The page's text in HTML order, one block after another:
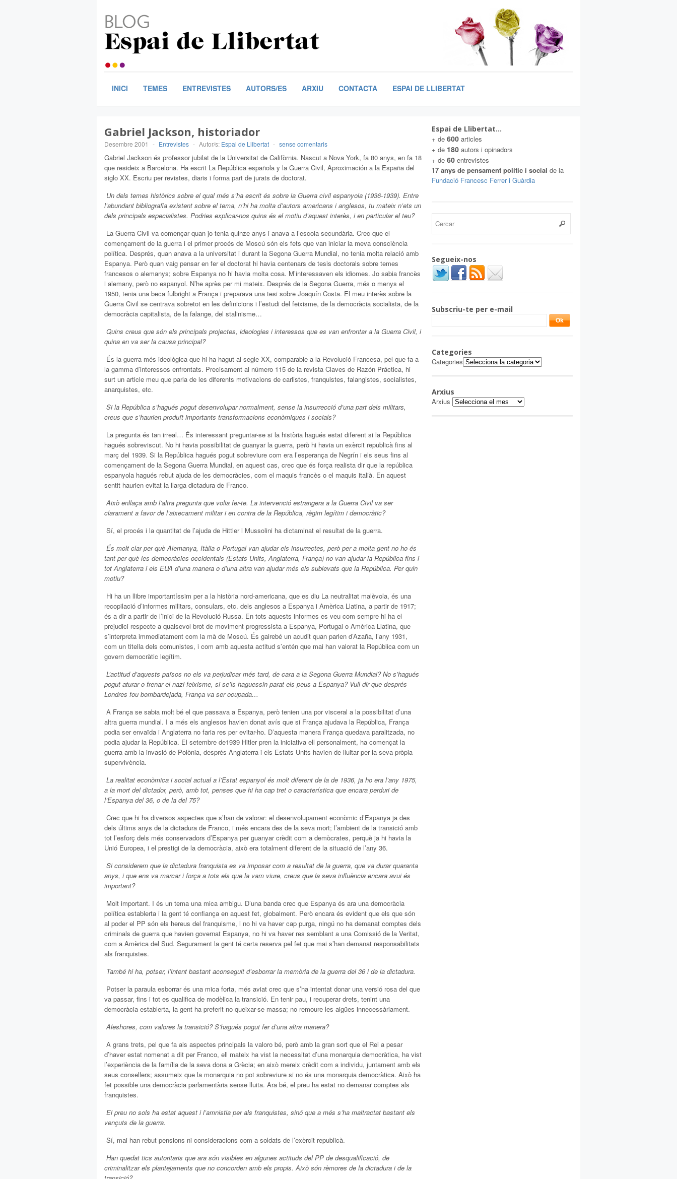
INICI TEMES ENTREVISTES AUTORS/ES ARXIU CONTACTA ESPAI DE LLIBERTAT
Gabriel Jackson, historiador
Desembre 2001 - Entrevistes - Autor/s: Espai de Llibertat - sense comentaris
Gabriel Jackson és professor jubilat de la Universitat de Califòrnia. Nascut a Nova York, fa 80 anys, en fa 18
que resideix a Barcelona. Ha escrit La República española y la Guerra Civil, Aproximación a la España del
siglo XX. Escriu per revistes, diaris i forma part de jurats de doctorat.
 Un dels temes històrics sobre el qual més s’ha escrit és sobre la Guerra civil espanyola (1936-1939). Entre
l’abundant bibliografia existent sobre el tema, n’hi ha molta d’autors americans i anglesos, tu mateix n’ets un
dels principals especialistes. Podries explicar-nos quins és el motiu d’aquest interès, i en particular el teu?
 La Guerra Civil va començar quan jo tenia quinze anys i anava a l’escola secundària. Crec que el
començament de la guerra i el primer procés de Moscú són els fets que van iniciar la meva consciència
política. Després, quan anava a la universitat i durant la Segona Guerra Mundial, no tenia molta relació amb
Espanya. Però quan vaig pensar en fer el doctorat hi havia centenars de tesis doctorals sobre temes
francesos o alemanys; sobre Espanya no hi havia molta cosa. M’interessaven els idiomes. Jo sabia francès
i alemany, però no espanyol. N’he après per mi mateix. Després de la Segona Guerra, més o menys el
1950, tenia una beca fulbright a França i preparava una tesi sobre Joaquín Costa. El meu interès sobre la
Guerra Civil se centrava sobretot en les definicions i l’estudi del feixisme, de la democràcia socialista, de la
democràcia capitalista, de la falange, del stalinisme…
 Quins creus que són els principals projectes, ideologies i interessos que es van enfrontar a la Guerra Civil, i
quina en va ser la causa principal?
 És la guerra més ideològica que hi ha hagut al segle XX, comparable a la Revolució Francesa, pel que fa a
la gamma d’interessos enfrontats. Precisament al número 115 de la revista Claves de Razón Práctica, hi
surt un article meu que parla de les diferents motivacions de carlistes, franquistes, falangistes, socialistes,
anarquistes, etc.
 Si la República s’hagués pogut desenvolupar normalment, sense la insurrecció d’una part dels militars,
creus que s’haurien produït importants transformacions econòmiques i socials?
 La pregunta és tan irreal… És interessant preguntar-se si la història hagués estat diferent si la República
hagués sobreviscut. No hi havia possibilitat de guanyar la guerra, però hi havia un exèrcit republicà fins al
març del 1939. Si la República hagués pogut sobreviure com era l’esperança de Negrín i els seus fins al
començament de la Segona Guerra Mundial, en aquest cas, crec que és força realista dir que la república
espanyola hagués rebut ajuda de les democràcies, com el maquis francès o el maquis italià. En aquest
sentit haurien evitat la llarga dictadura de Franco.
 Això enllaça amb l’altra pregunta que volia fer-te. La intervenció estrangera a la Guerra Civil va ser
clarament a favor de l’aixecament militar i en contra de la República, règim legítim i democràtic?
 Sí, el procés i la quantitat de l’ajuda de Hittler i Mussolini ha dictaminat el resultat de la guerra.
 És molt clar per què Alemanya, Itàlia o Portugal van ajudar els insurrectes, però per a molta gent no ho és
tant per què les democràcies occidentals (Estats Units, Anglaterra, França) no van ajudar la República fins i
tot Anglaterra i els EUA d’una manera o d’una altra van ajudar més els sublevats que la República. Per quin
motiu?
 Hi ha un llibre importantíssim per a la història nord-americana, que es diu La neutralitat malèvola, és una
recopilació d’informes militars, consulars, etc. dels anglesos a Espanya i Amèrica Llatina, a partir de 1917;
és a dir a partir de l’inici de la Revolució Russa. En tots aquests informes es veu com sempre hi ha el
prejudici respecte a qualsevol brot de moviment progressista a Espanya, Portugal o Amèrica Llatina, que
s’interpreta immediatament com la mà de Moscú. És gairebé un acudit quan parlen d’Azaña, l’any 1931,
com un titella dels comunistes, i com amb aquesta actitud s’entén que mai han valorat la República com un
govern democràtic legítim.
 L’actitud d’aquests països no els va perjudicar més tard, de cara a la Segona Guerra Mundial? No s’hagués
pogut aturar o frenar el nazi-feixisme, si se’ls haguessin parat els peus a Espanya? Vull dir que després
Londres fou bombardejada, França va ser ocupada…
 A França se sabia molt bé el que passava a Espanya, però tenien una por visceral a la possibilitat d’una
altra guerra mundial. I a més els anglesos havien donat avís que si França ajudava la República, França
podia ser envaïda i Anglaterra no faria res per evitar-ho. D’aquesta manera França quedava paralitzada, no
podia ajudar la República. El setembre de1939 Hitler pren la iniciativa ell personalment, ha començat la
guerra amb la invasió de Polònia, després Anglaterra i els Estats Units havien de lluitar per la seva pròpia
supervivència.
 La realitat econòmica i social actual a l’Estat espanyol és molt diferent de la de 1936, ja ho era l’any 1975,
a la mort del dictador, però, amb tot, penses que hi ha cap tret o característica que encara perduri de
l’Espanya del 36, o de la del 75?
 Crec que hi ha diversos aspectes que s’han de valorar: el desenvolupament econòmic d’Espanya ja des
dels últims anys de la dictadura de Franco, i més encara des de la seva mort; l’ambient de la transició amb
tot l’esforç dels més conservadors d’Espanya per guanyar crèdit com a demòcrates, perquè ja hi havia la
Unió Europea, i el prestigi de la democràcia, això era totalment diferent de la situació de l’any 36.
 Si considerem que la dictadura franquista es va imposar com a resultat de la guerra, que va durar quaranta
anys, i que ens va marcar i força a tots els que la vam viure, creus que la seva influència encara avui és
important?
 Molt important. I és un tema una mica ambigu. D’una banda crec que Espanya és ara una democràcia
política establerta i la gent té confiança en aquest fet, globalment. Però encara és evident que els que són
al poder el PP són els hereus del franquisme, i no hi va haver cap purga, ningú no ha demanat comptes dels
criminals de guerra que havien governat Espanya, no hi va haver res semblant a una Comissió de la Veritat,
com a Amèrica del Sud. Segurament la gent té certa reserva pel fet que mai s’han demanat responsabilitats
als franquistes.
 També hi ha, potser, l’intent bastant aconseguit d’esborrar la memòria de la guerra del 36 i de la dictadura.
 Potser la paraula esborrar és una mica forta, més aviat crec que s’ha intentat donar una versió rosa del que
va passar, fins i tot es qualifica de modèlica la transició. En tenir pau, i recuperar drets, tenint una
democràcia establerta, la gent ha preferit no queixar-se massa; no remoure les aigües innecessàriament.
 Aleshores, com valores la transició? S’hagués pogut fer d’una altra manera?
 A grans trets, pel que fa als aspectes principals la valoro bé, però amb la gran sort que el Rei a pesar
d’haver estat nomenat a dit per Franco, ell mateix ha vist la necessitat d’una monarquia democràtica, ha vist
l’experiència de la família de la seva dona a Grècia; en això mereix crèdit com a individu, juntament amb els
seus consellers; assumeix que la monarquia no pot sobreviure si no és una monarquia democràtica. Això ha
fet possible una democràcia parlamentària sense lluita. Ara bé, el preu ha estat no demanar comptes als
franquistes.
 El preu no sols ha estat aquest i l’amnistia per als franquistes, sinó que a més s’ha maltractat bastant els
vençuts de la guerra.
 Sí, mai han rebut pensions ni consideracions com a soldats de l’exèrcit republicà.
 Han quedat tics autoritaris que ara són visibles en algunes actituds del PP de desqualificació, de
criminalitzar els plantejaments que no concorden amb els propis. Això són rèmores de la dictadura i de la
Espai de Llibertat…
+ de 600 articles
+ de 180 autors i opinadors
+ de 60 entrevistes
17 anys de pensament polític i social de la
Fundació Francesc Ferrer i Guàrdia
Segueix-nos
Subscriu-te per e-mail
Categories
Categories
Arxius
Arxius